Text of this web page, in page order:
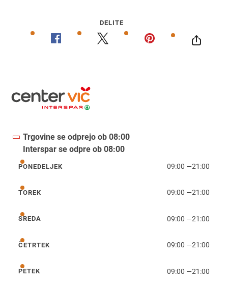
DELITE
Trgovine se odprejo ob 08:00
Interspar se odpre ob 08:00
ponedeljek
PONEDELJEK 09:00 —21:00
torek
TOREK 09:00 —21:00
sreda
SREDA 09:00 —21:00
četrtek
ČETRTEK 09:00 —21:00
petek
PETEK 09:00 —21:00